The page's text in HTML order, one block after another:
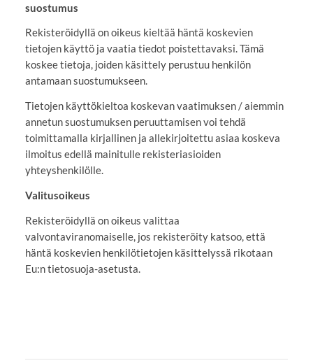
suostumus
Rekisteröidyllä on oikeus kieltää häntä koskevien
tietojen käyttö ja vaatia tiedot poistettavaksi. Tämä
koskee tietoja, joiden käsittely perustuu henkilön
antamaan suostumukseen.
Tietojen käyttökieltoa koskevan vaatimuksen / aiemmin
annetun suostumuksen peruuttamisen voi tehdä
toimittamalla kirjallinen ja allekirjoitettu asiaa koskeva
ilmoitus edellä mainitulle rekisteriasioiden
yhteyshenkilölle.
Valitusoikeus
Rekisteröidyllä on oikeus valittaa
valvontaviranomaiselle, jos rekisteröity katsoo, että
häntä koskevien henkilötietojen käsittelyssä rikotaan
Eu:n tietosuoja-asetusta.